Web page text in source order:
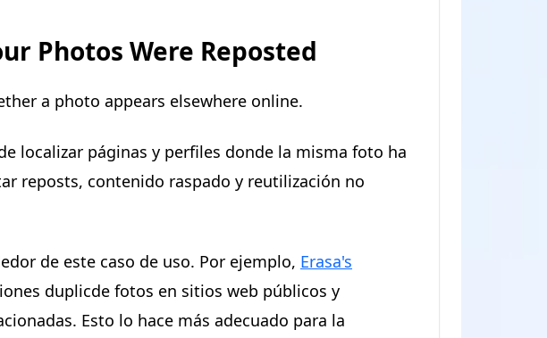
Photos Were Reposted
a photo appears elsewhere online.
localizar páginas y perfiles donde la misma foto ha
reposts, contenido raspado y reutilización no
de este caso de uso. Por ejemplo, Erasa's
duplicde fotos en sitios web públicos y
Esto lo hace más adecuado para la